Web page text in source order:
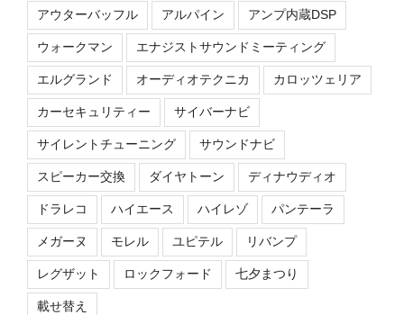
アウターバッフル アルパイン アンプ内蔵DSP
ウォークマン エナジストサウンドミーティング
エルグランド オーディオテクニカ カロッツェリア
カーセキュリティー サイバーナビ
サイレントチューニング サウンドナビ
スピーカー交換 ダイヤトーン ディナウディオ
ドラレコ ハイエース ハイレゾ パンテーラ
メガーヌ モレル ユピテル リバンプ
レグザット ロックフォード 七夕まつり
載せ替え